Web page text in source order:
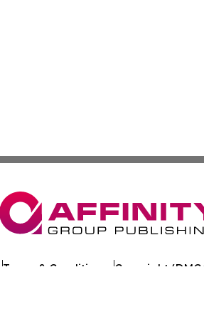
Terms & Conditions Copyright/